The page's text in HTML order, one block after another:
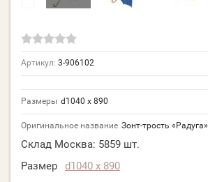
Артикул: 3-906102
Размеры d1040 х 890
Оригинальное название Зонт-трость «Радуга»
Склад Москва: 5859 шт.
Размер
d1040 х 890